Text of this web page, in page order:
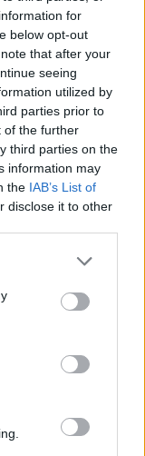
for
below opt-out
that after your
seeing
utilized by
parties prior to
of the further
third parties on the
information may
the IAB’s List of
disclose it to other
or more Google
You may click to
party tags to
in below Google
9 – Εορτολόγιο:
σήμερα 17
9 – Εορτολόγιο:
σήμερα 14